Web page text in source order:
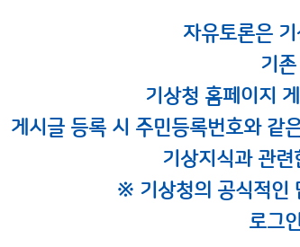
자유토론은
기
기상청 홈페이지
게시글 등록 시 주민등록번호와 같
기상지식과 관
※ 기상청의 공식적인
로그